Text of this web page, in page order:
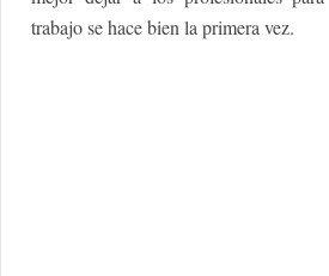
trabajo se hace bien la primera vez.